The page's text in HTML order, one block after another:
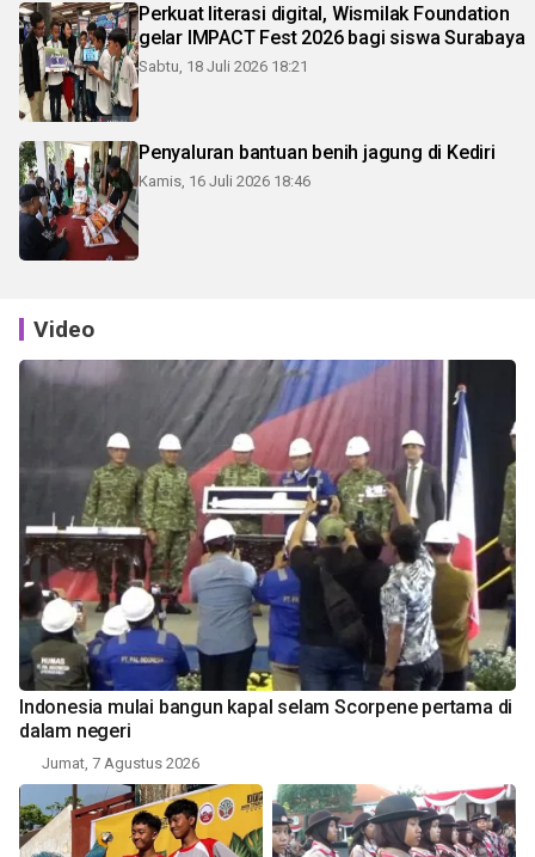
Perkuat literasi digital, Wismilak Foundation
gelar IMPACT Fest 2026 bagi siswa Surabaya
Sabtu, 18 Juli 2026 18:21
Penyaluran bantuan benih jagung di Kediri
Kamis, 16 Juli 2026 18:46
Video
Indonesia mulai bangun kapal selam Scorpene pertama di
dalam negeri
Jumat, 7 Agustus 2026